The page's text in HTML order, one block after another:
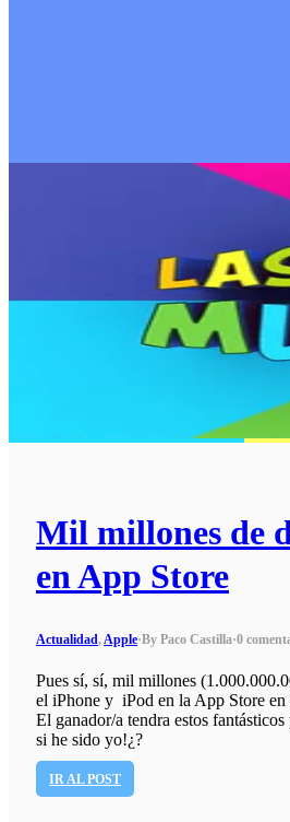
Mil millones de
en App Store
Actualidad,Apple·By Paco Castilla·0
Pues sí, sí, mil millones
el iPhone y iPod en la App Store en
El ganador/a tendra estos
si he sido yo!¿?
IR AL POST